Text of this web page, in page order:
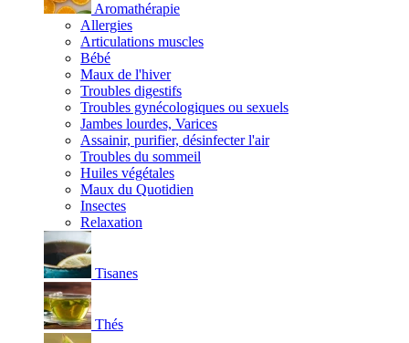
Aromathérapie
Allergies
Articulations muscles
Bébé
Maux de l'hiver
Troubles digestifs
Troubles gynécologiques ou sexuels
Jambes lourdes, Varices
Assainir, purifier, désinfecter l'air
Troubles du sommeil
Huiles végétales
Maux du Quotidien
Insectes
Relaxation
Tisanes
Thés